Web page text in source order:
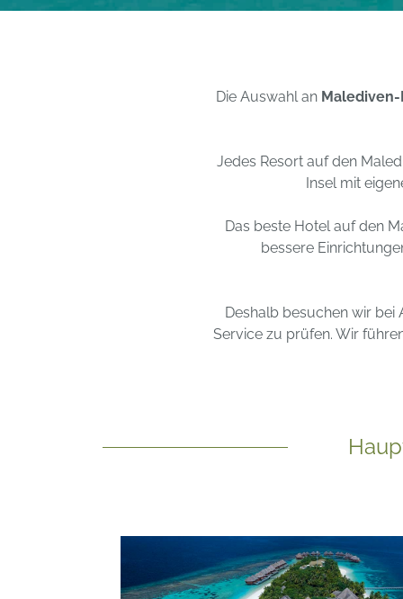
Die Auswahl an Malediven-
Jedes Resort auf den
Insel mit
Das beste Hotel auf den
bessere
Deshalb besuchen wir
Service zu prüfen. Wir